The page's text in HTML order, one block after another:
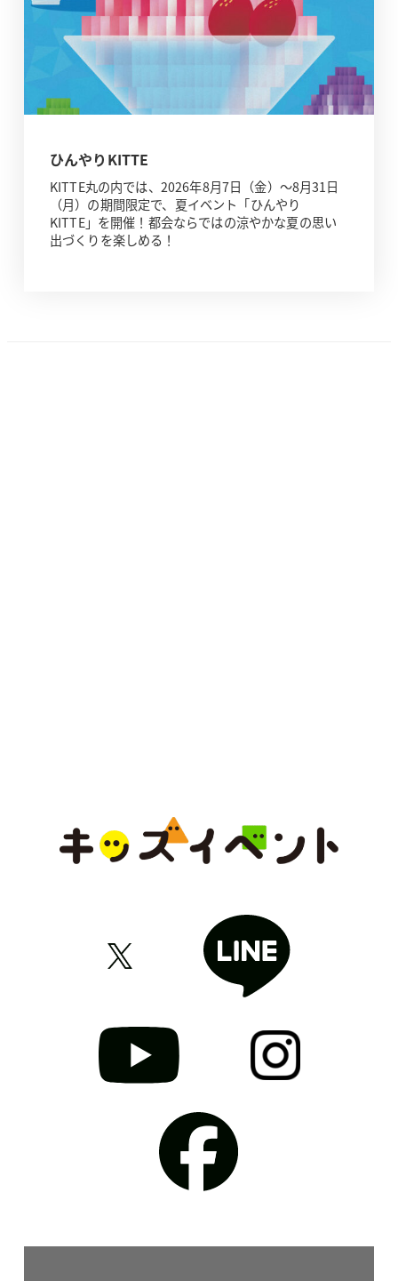
ひんやりKITTE
KITTE丸の内では、2026年8月7日（金）～8月31日
（月）の期間限定で、夏イベント「ひんやり
KITTE」を開催！都会ならではの涼やかな夏の思い
出づくりを楽しめる！